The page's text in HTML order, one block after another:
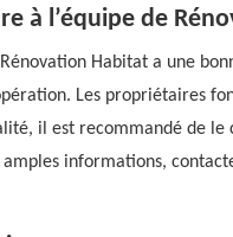
à l’équipe de
Habitat a une
Les propriétaires
il est recommandé de le
informations,